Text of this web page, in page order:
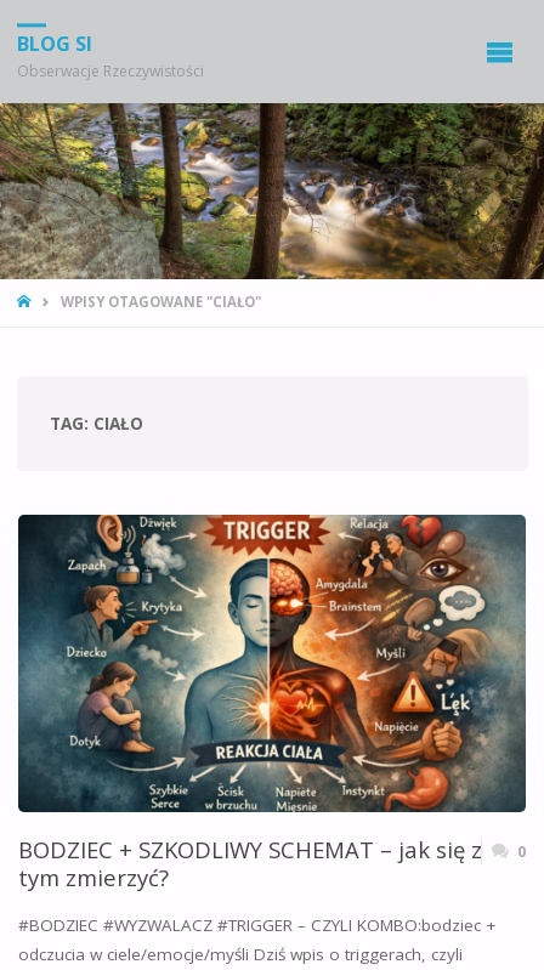
BLOG SI
Obserwacje Rzeczywistości
STRONA
WPISY OTAGOWANE "CIAŁO"
TAG: CIAŁO
BODZIEC + SZKODLIWY SCHEMAT – jak się z
tym zmierzyć?
0
#BODZIEC #WYZWALACZ #TRIGGER – CZYLI KOMBO:bodziec +
odczucia w ciele/emocje/myśli Dziś wpis o triggerach, czyli